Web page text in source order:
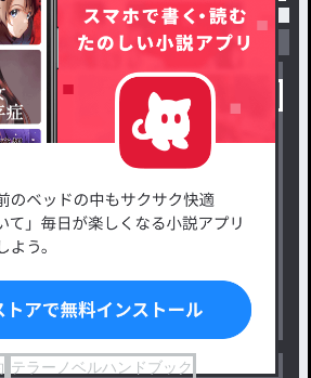
公募
ス作品
ジャンルから探す
恋愛・ロマンス
ファンタジー・異世界・SF
ホラー・ミステリー
コメディ
テラーノベルハンドブック